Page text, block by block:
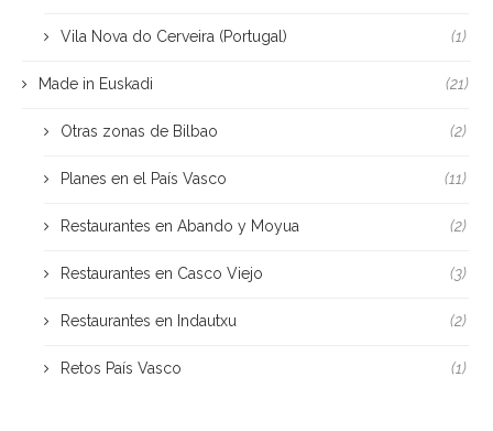
Vila Nova do Cerveira (Portugal) (1)
Made in Euskadi (21)
Otras zonas de Bilbao (2)
Planes en el País Vasco (11)
Restaurantes en Abando y Moyua (2)
Restaurantes en Casco Viejo (3)
Restaurantes en Indautxu (2)
Retos País Vasco (1)